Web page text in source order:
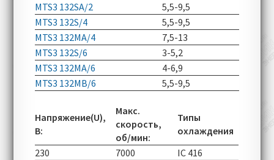
MTS3 132SA/2
5,5-9,5
MTS3 132S/4
5,5-9,5
MTS3 132MA/4
7,5-13
MTS3 132S/6
3-5,2
MTS3 132MA/6
4-6,9
MTS3 132MB/6
5,5-9,5
Напряжение(U),
В:
Макс.
скорость,
об/мин:
Типы
охлаждения
230
7000 IC 416